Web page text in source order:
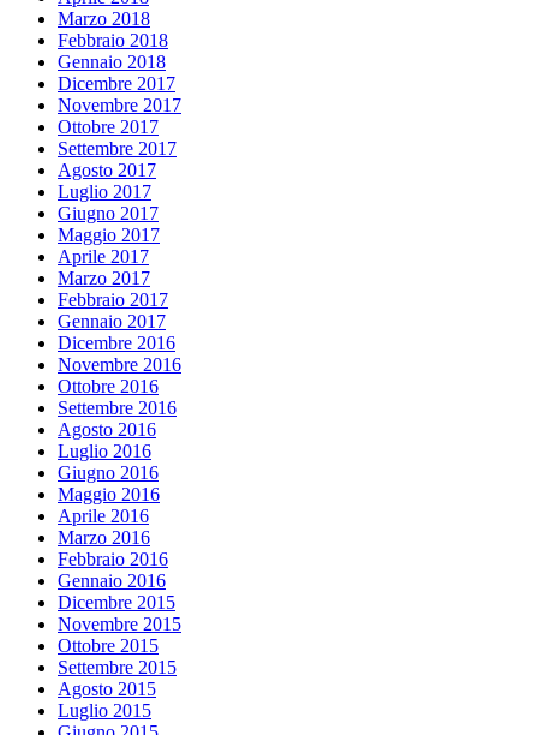
Marzo 2018
Febbraio 2018
Gennaio 2018
Dicembre 2017
Novembre 2017
Ottobre 2017
Settembre 2017
Agosto 2017
Luglio 2017
Giugno 2017
Maggio 2017
Aprile 2017
Marzo 2017
Febbraio 2017
Gennaio 2017
Dicembre 2016
Novembre 2016
Ottobre 2016
Settembre 2016
Agosto 2016
Luglio 2016
Giugno 2016
Maggio 2016
Aprile 2016
Marzo 2016
Febbraio 2016
Gennaio 2016
Dicembre 2015
Novembre 2015
Ottobre 2015
Settembre 2015
Agosto 2015
Luglio 2015